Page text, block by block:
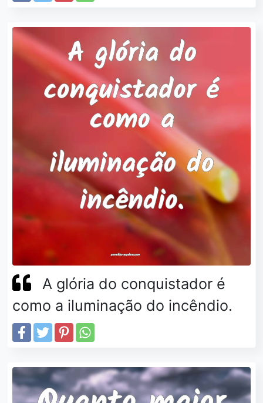
A glória do conquistador é
como a iluminação do incêndio.